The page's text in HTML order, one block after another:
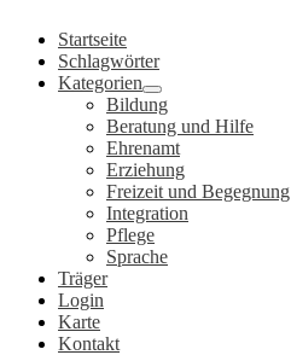
Inhalt
springen
Startseite
Schlagwörter
Kategorien
Bildung
Beratung und Hilfe
Ehrenamt
Erziehung
Freizeit und Begegnung
Integration
Pflege
Sprache
Träger
Login
Karte
Kontakt